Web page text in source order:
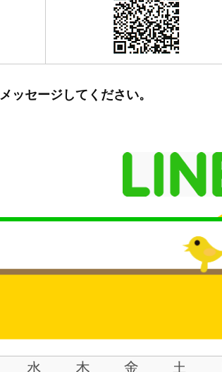
ッセージしてください。